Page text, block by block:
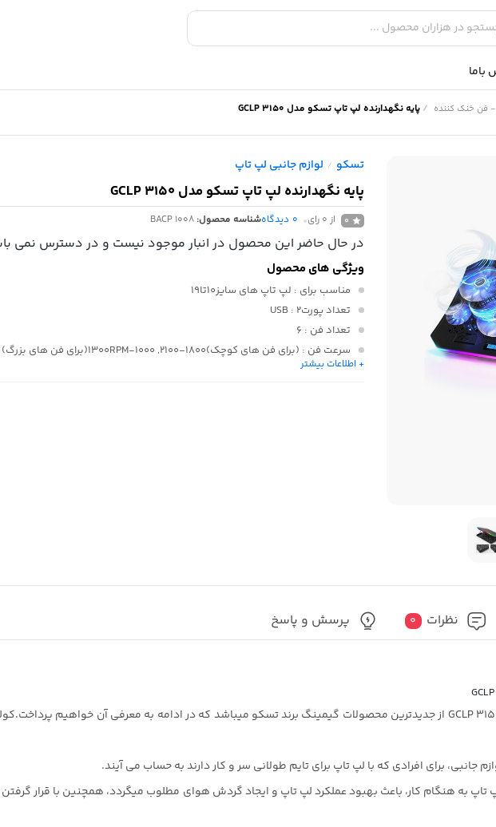
باما
- فن خنک کننده /پایه نگهدارنده لپ تاپ تسکو مدل GCLP 3150
تسکو / لوازم جانبی لپ تاپ
پایه نگهدارنده لپ تاپ تسکو مدل GCLP 3150
0 از 0 رای 0 دیدگاهشناسه محصول: BACP 1008
در حال حاضر این محصول در انبار موجود نیست و در دسترس نمی
ویژگی های محصول
مناسب برای : لپ تاپ های سایز10تا19
تعداد پورتUSB: 2
تعداد فن : 6
سرعت فن : (برای فن های کوچک)1800-2100, 1000-1300RPM(برای فن های بزرگ)
تنظیم ارتفاع
+ اطلاعات بیشتر
نظرات 0 پرسش و پاسخ
جانبی، برای افرادی که با لپ تاپ برای تایم طولانی سر و کار دارند به حساب می آیند.
به هنگام کار، باعث بهبود عملکرد لپ تاپ و ایجاد گردش هوای مطلوب میگردد، همچنین با قرار